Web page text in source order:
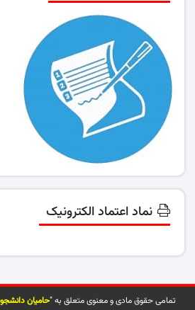
نماد اعتماد الکترونیک
تمامی حقوق مادی و معنوی متعلق به "حامیان